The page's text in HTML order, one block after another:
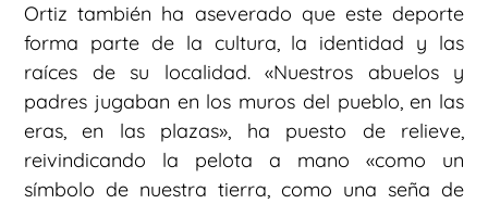
Ortiz también ha aseverado que este deporte
forma parte de la cultura, la identidad y las
raíces de su localidad. «Nuestros abuelos y
padres jugaban en los muros del pueblo, en las
eras, en las plazas», ha puesto de relieve,
reivindicando la pelota a mano «como un
símbolo de nuestra tierra, como una seña de